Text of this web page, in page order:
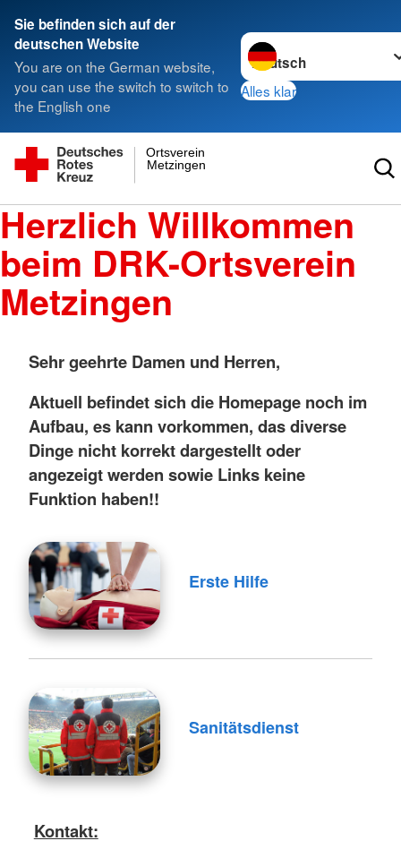
Sie befinden sich auf der
deutschen Website
You are on the German website,
you can use the switch to switch to
the English one
Sprache wechseln zu
Alles klar
Metzingen
Ortsverein
Herzlich Willkommen
beim DRK-Ortsverein
Metzingen
Sehr geehrte Damen und Herren,
Aktuell befindet sich die Homepage noch im
Aufbau, es kann vorkommen, das diverse
Dinge nicht korrekt dargestellt oder
angezeigt werden sowie Links keine
Funktion haben!!
Erste Hilfe
Sanitätsdienst
Kontakt: